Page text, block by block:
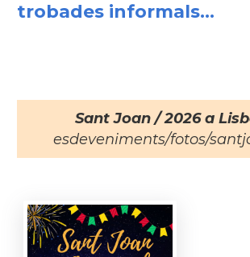
trobades informals...
Sant Joan / 2026 a
esdeveniments/fotos/